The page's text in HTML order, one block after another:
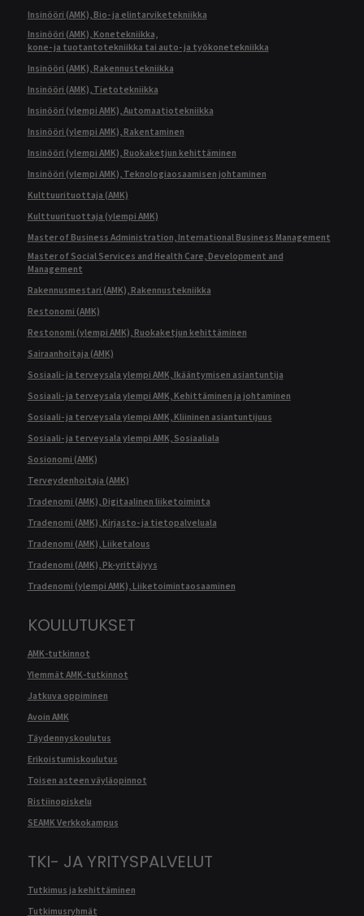
Insinööri (AMK), Bio- ja elintarviketekniikka
Insinööri (AMK), Konetekniikka,
kone- ja tuotantotekniikka tai auto- ja työkonetekniikka
Insinööri (AMK), Rakennustekniikka
Insinööri (AMK), Tietotekniikka
Insinööri (ylempi AMK), Automaatiotekniikka
Insinööri (ylempi AMK), Rakentaminen
Insinööri (ylempi AMK), Ruokaketjun kehittäminen
Insinööri (ylempi AMK), Teknologiaosaamisen johtaminen
Kulttuurituottaja (AMK)
Kulttuurituottaja (ylempi AMK)
Master of Business Administration, International Business Management
Master of Social Services and Health Care, Development and
Management
Rakennusmestari (AMK), Rakennustekniikka
Restonomi (AMK)
Restonomi (ylempi AMK), Ruokaketjun kehittäminen
Sairaanhoitaja (AMK)
Sosiaali- ja terveysala ylempi AMK, Ikääntymisen asiantuntija
Sosiaali- ja terveysala ylempi AMK, Kehittäminen ja johtaminen
Sosiaali- ja terveysala ylempi AMK, Kliininen asiantuntijuus
Sosiaali- ja terveysala ylempi AMK, Sosiaaliala
Sosionomi (AMK)
Terveydenhoitaja (AMK)
Tradenomi (AMK), Digitaalinen liiketoiminta
Tradenomi (AMK), Kirjasto- ja tietopalveluala
Tradenomi (AMK), Liiketalous
Tradenomi (AMK), Pk-yrittäjyys
Tradenomi (ylempi AMK), Liiketoimintaosaaminen
KOULUTUKSET
AMK-tutkinnot
Ylemmät AMK-tutkinnot
Jatkuva oppiminen
Avoin AMK
Täydennyskoulutus
Erikoistumiskoulutus
Toisen asteen väyläopinnot
Ristiinopiskelu
SEAMK Verkkokampus
TKI- JA YRITYSPALVELUT
Tutkimus ja kehittäminen
Tutkimusryhmät